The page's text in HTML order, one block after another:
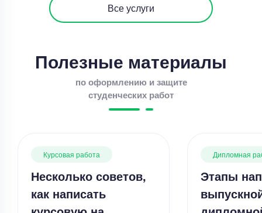
Все услуги
Полезные материалы
по оформлению и защите
студенческих работ
Курсовая работа
Несколько советов,
как написать
Дипломная
Этапы